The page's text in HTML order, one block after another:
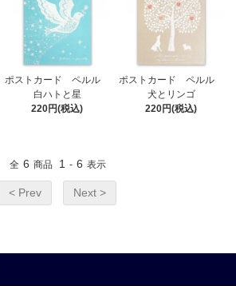
ポストカード ペルル
白ハトと星
220円(税込)
ポストカード ペルル
犬とリンゴ
220円(税込)
全 6 商品 1 - 6 表示
< Prev Next >